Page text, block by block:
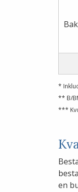
*
** B/
***
en